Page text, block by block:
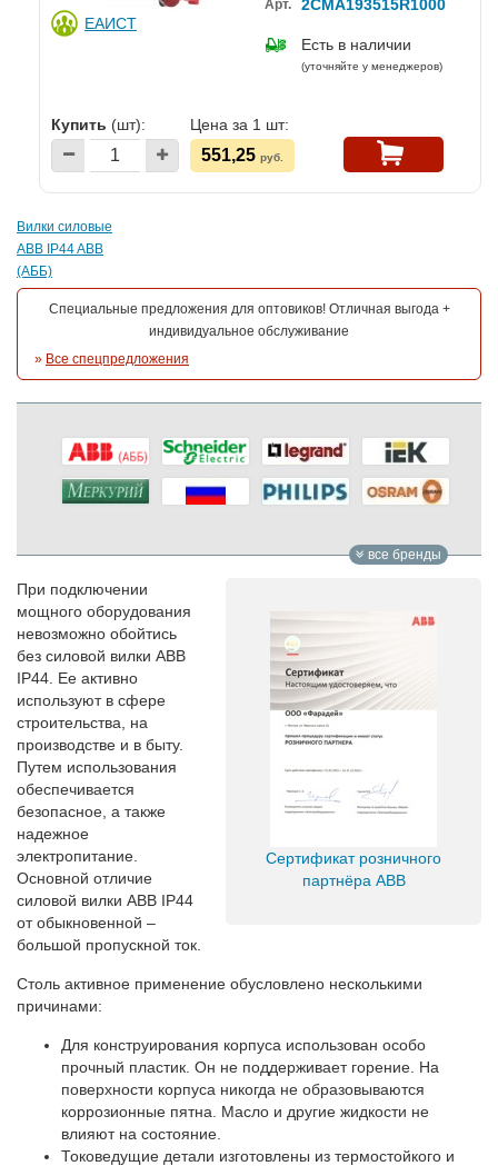
ЕАИСТ
Арт. 2CMA193515R1000
Есть в наличии
(уточняйте у менеджеров)
Купить (шт): Цена за 1 шт:
551,25 руб.
Вилки силовые
ABB IP44 ABB
(АББ)
Специальные предложения для оптовиков! Отличная выгода +
индивидуальное обслуживание
» Все спецпредложения
все бренды
Сертификат розничного
партнёра ABB
При подключении
мощного оборудования
невозможно обойтись
без силовой вилки ABB
IP44. Ее активно
используют в сфере
строительства, на
производстве и в быту.
Путем использования
обеспечивается
безопасное, а также
надежное
электропитание.
Основной отличие
силовой вилки ABB IP44
от обыкновенной –
большой пропускной ток.
Столь активное применение обусловлено несколькими
причинами:
Для конструирования корпуса использован особо
прочный пластик. Он не поддерживает горение. На
поверхности корпуса никогда не образовываются
коррозионные пятна. Масло и другие жидкости не
влияют на состояние.
Токоведущие детали изготовлены из термостойкого и